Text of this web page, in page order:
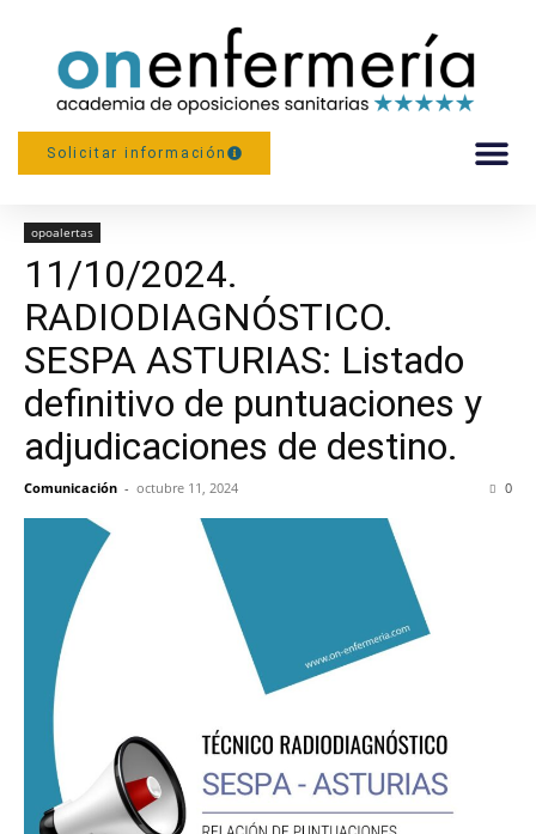
Solicitar información
--Activa tu matrícula, comienza tu preparación.
Más de 1.700 opositoras luchando por su plaza--
opoalertas
11/10/2024.
RADIODIAGNÓSTICO.
SESPA ASTURIAS: Listado
definitivo de puntuaciones y
adjudicaciones de destino.
Comunicación - octubre 11, 2024 0